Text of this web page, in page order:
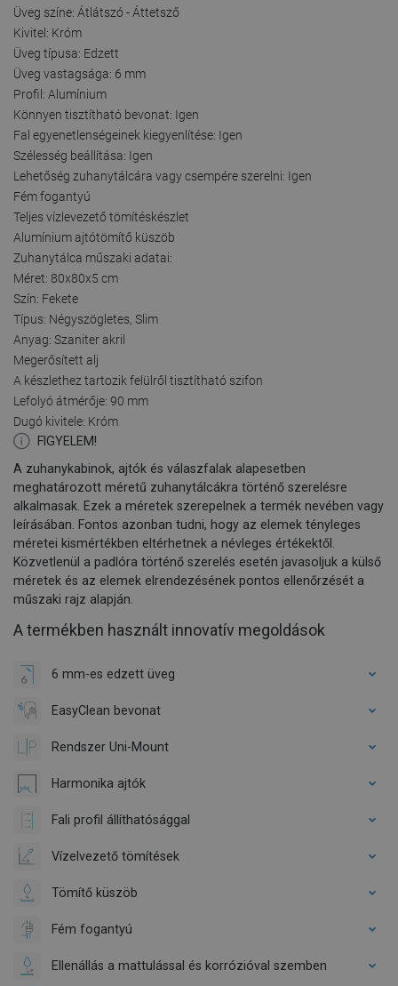
Üveg színe: Átlátszó - Áttetsző
Kivitel: Króm
Üveg típusa: Edzett
Üveg vastagsága: 6 mm
Profil: Alumínium
Könnyen tisztítható bevonat: Igen
Fal egyenetlenségeinek kiegyenlítése: Igen
Szélesség beállítása: Igen
Lehetőség zuhanytálcára vagy csempére szerelni: Igen
Fém fogantyú
Teljes vízlevezető tömítéskészlet
Alumínium ajtótömítő küszöb
Zuhanytálca műszaki adatai:
Méret: 80x80x5 cm
Szín: Fekete
Típus: Négyszögletes, Slim
Anyag: Szaniter akril
Megerősített alj
A készlethez tartozik felülről tisztítható szifon
Lefolyó átmérője: 90 mm
Dugó kivitele: Króm
FIGYELEM!
A zuhanykabinok, ajtók és válaszfalak alapesetben
meghatározott méretű zuhanytálcákra történő szerelésre
alkalmasak. Ezek a méretek szerepelnek a termék nevében vagy
leírásában. Fontos azonban tudni, hogy az elemek tényleges
méretei kismértékben eltérhetnek a névleges értékektől.
Közvetlenül a padlóra történő szerelés esetén javasoljuk a külső
méretek és az elemek elrendezésének pontos ellenőrzését a
műszaki rajz alapján.
A termékben használt innovatív megoldások
6 mm-es edzett üveg
EasyClean bevonat
Rendszer Uni-Mount
Harmonika ajtók
Fali profil állíthatósággal
Vízelvezető tömítések
Tömítő küszöb
Fém fogantyú
Ellenállás a mattulással és korrózióval szemben